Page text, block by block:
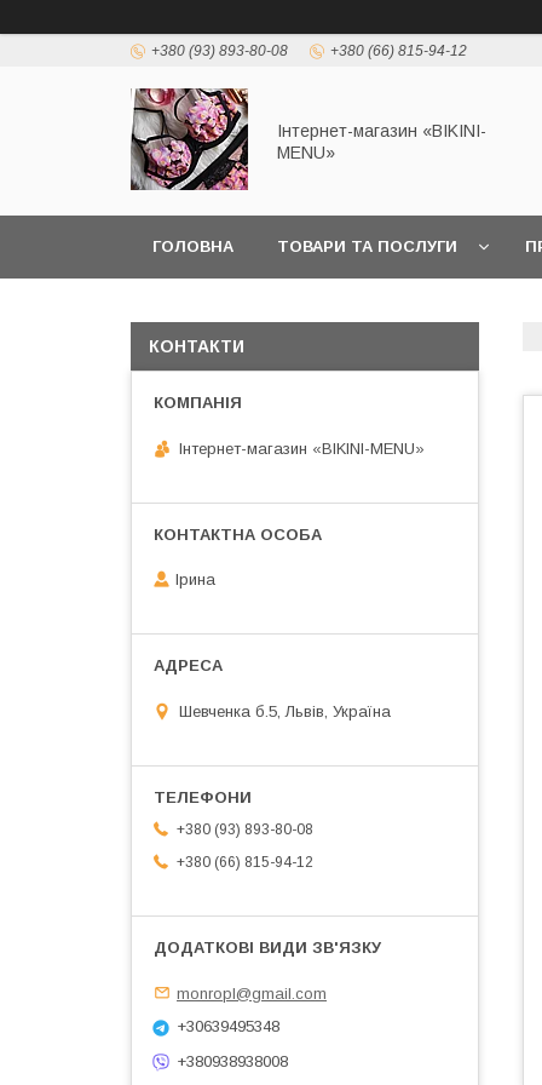
+380 (93) 893-80-08 +380 (66) 815-94-12
Інтернет-магазин «BIKINI-
MENU»
ГОЛОВНА ТОВАРИ ТА ПОСЛУГИ
КОНТАКТИ
Інтернет-магазин «BIKINI-MENU»
Ірина
Шевченка б.5, Львів, Україна
+380 (93) 893-80-08
+380 (66) 815-94-12
monropl@gmail.com
+30639495348
+380938938008